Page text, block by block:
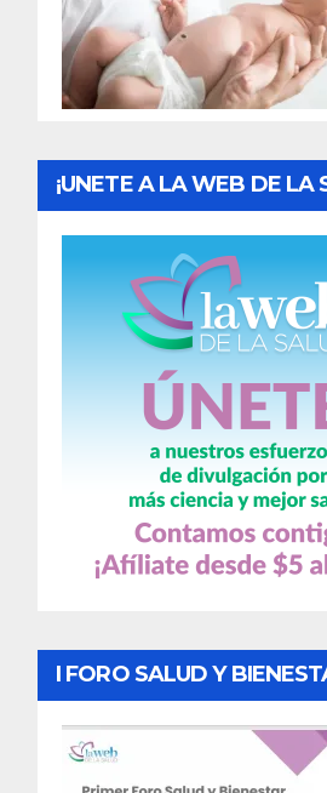
¡UNETE A LA WEB DE LA
I FORO SALUD Y